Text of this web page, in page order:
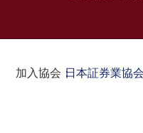
加入協会：日本証券業協会